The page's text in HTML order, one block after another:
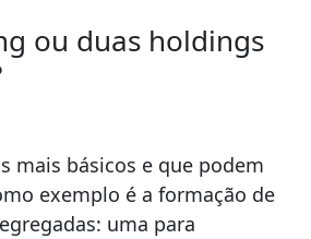
ou duas holdings
mais básicos e que podem
exemplo é a formação de
uma para